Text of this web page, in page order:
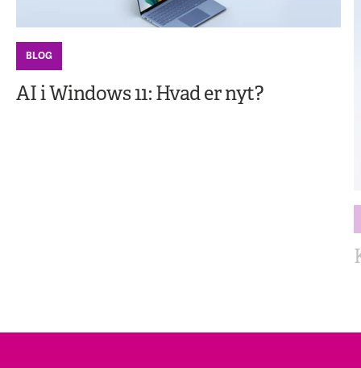
BLOG
AI i Windows 11: Hvad er nyt?